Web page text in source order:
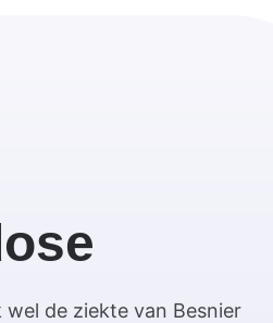
de ziekte van Besnier